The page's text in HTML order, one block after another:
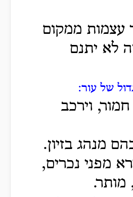
עצמות ממקום
לא יתנם
של עור:
וירכב
מנהג בזיון.
מפני נכרים,
מותר.